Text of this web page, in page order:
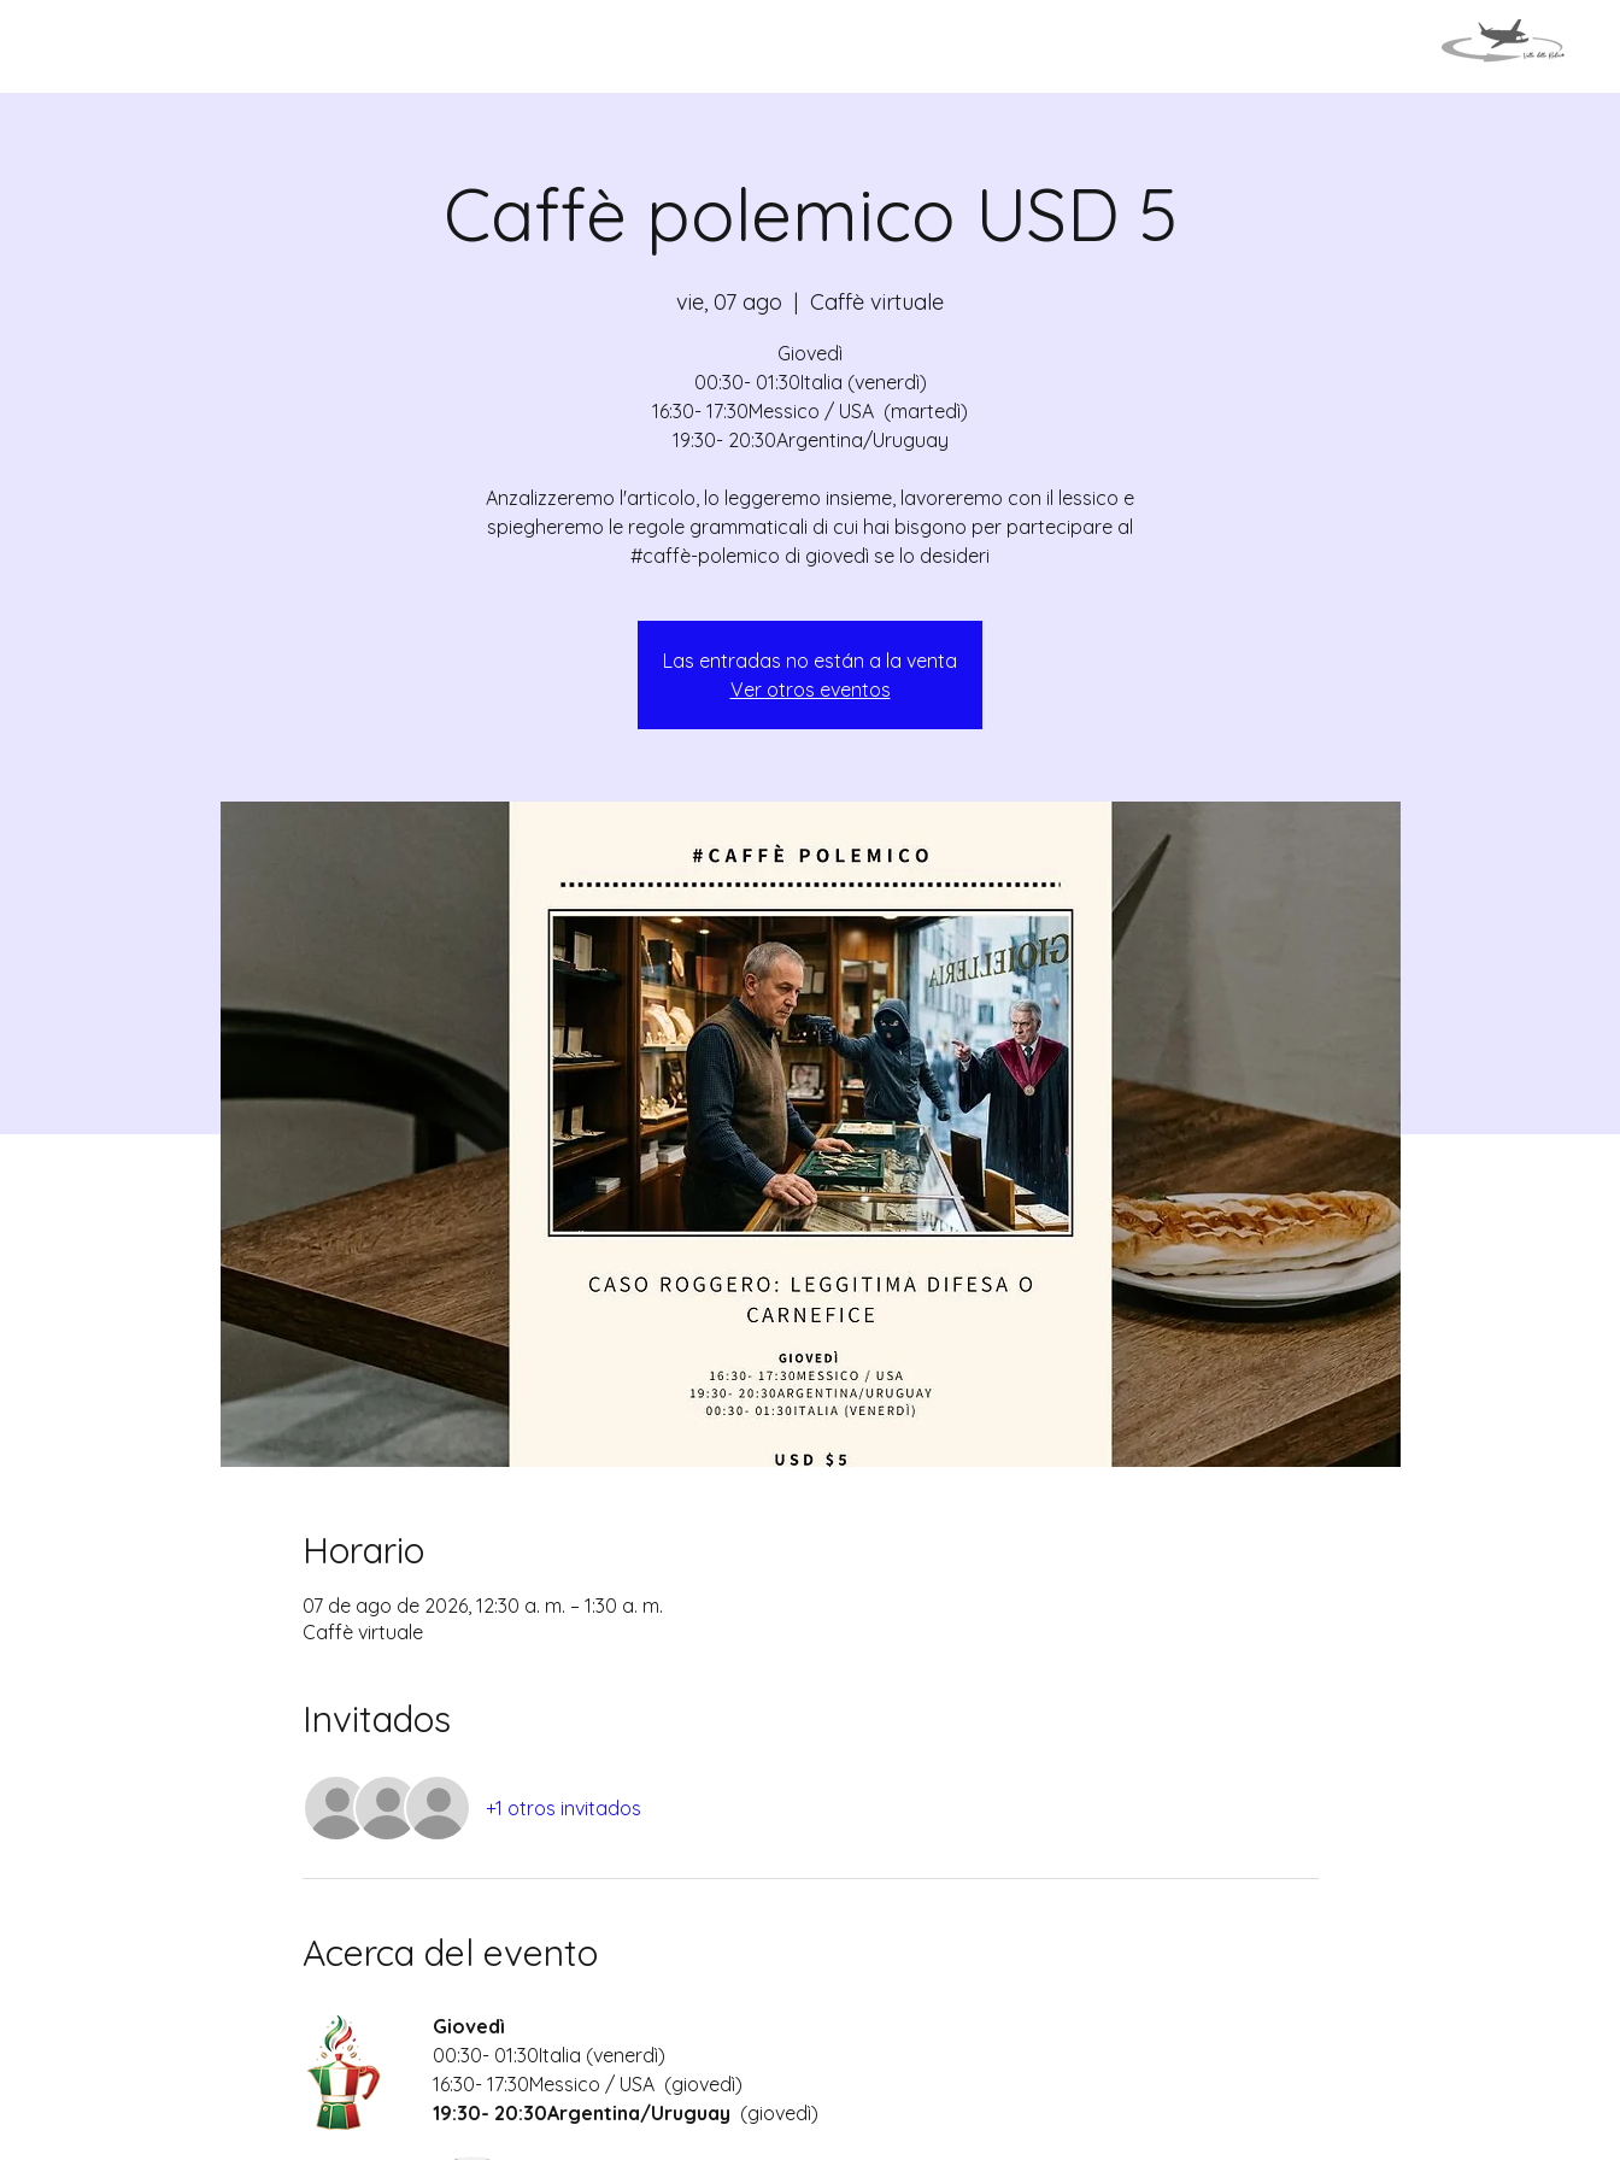
Caffè polemico USD 5
vie, 07 ago
  |
Caffè virtuale
Giovedì
00:30- 01:30Italia (venerdì)
16:30- 17:30Messico / USA (martedì)
19:30- 20:30Argentina/Uruguay
Anzalizzeremo l'articolo, lo leggeremo insieme, lavoreremo con il lessico e
spiegheremo le regole grammaticali di cui hai bisgono per partecipare al
#caffè-polemico di giovedì se lo desideri
Las entradas no están a la venta
Ver otros eventos
Horario
07 de ago de 2026, 12:30 a. m. – 1:30 a. m.
Caffè virtuale
Invitados
+1 otros invitados
Acerca del evento
Giovedì
00:30- 01:30Italia (venerdì)
16:30- 17:30Messico / USA  (giovedì)
19:30- 20:30Argentina/Uruguay (giovedì)